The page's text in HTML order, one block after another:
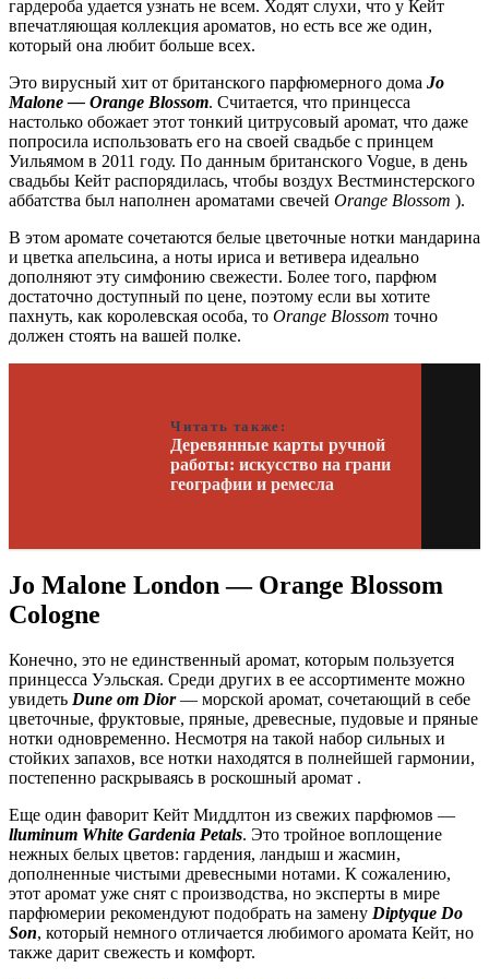
гардероба удается узнать не всем. Ходят слухи, что у Кейт
впечатляющая коллекция ароматов, но есть все же один,
который она любит больше всех.
Это вирусный хит от британского парфюмерного дома Jo
Malone — Orange Blossom. Считается, что принцесса
настолько обожает этот тонкий цитрусовый аромат, что даже
попросила использовать его на своей свадьбе с принцем
Уильямом в 2011 году. По данным британского Vogue, в день
свадьбы Кейт распорядилась, чтобы воздух Вестминстерского
аббатства был наполнен ароматами свечей Orange Blossom ).
В этом аромате сочетаются белые цветочные нотки мандарина
и цветка апельсина, а ноты ириса и ветивера идеально
дополняют эту симфонию свежести. Более того, парфюм
достаточно доступный по цене, поэтому если вы хотите
пахнуть, как королевская особа, то Orange Blossom точно
должен стоять на вашей полке.
Читать также:
Деревянные карты ручной
работы: искусство на грани
географии и ремесла
Jo Malone London — Orange Blossom
Cologne
Конечно, это не единственный аромат, которым пользуется
принцесса Уэльская. Среди других в ее ассортименте можно
увидеть Dune от Dior— морской аромат, сочетающий в себе
цветочные, фруктовые, пряные, древесные, пудовые и пряные
нотки одновременно. Несмотря на такой набор сильных и
стойких запахов, все нотки находятся в полнейшей гармонии,
постепенно раскрываясь в роскошный аромат .
Еще один фаворит Кейт Миддлтон из свежих парфюмов —
lluminum White Gardenia Petals. Это тройное воплощение
нежных белых цветов: гардения, ландыш и жасмин,
дополненные чистыми древесными нотами. К сожалению,
этот аромат уже снят с производства, но эксперты в мире
парфюмерии рекомендуют подобрать на замену Diptyque Do
Son, который немного отличается любимого аромата Кейт, но
также дарит свежесть и комфорт.